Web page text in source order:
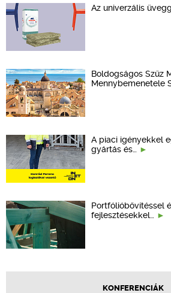
Az univerzális
Boldogságos Szűz
Mennybemenetele
A piaci igényekkel
gyártás és…
Portfólióbővítéssel
fejlesztésekkel…
KONFERENCIÁK